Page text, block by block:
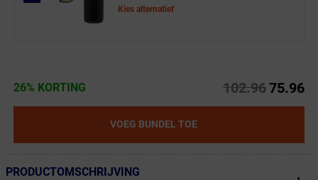
Kies alternatief
26% KORTING 102.9675.96
VOEG BUNDEL TOE
← Terug naar productnavigatie
PRODUCTOMSCHRIJVING